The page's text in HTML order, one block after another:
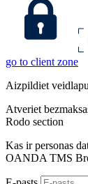
go to client zone
Aizpildiet veidlapu
Atveriet
Rodo section
Kas ir personas
OANDA TMS